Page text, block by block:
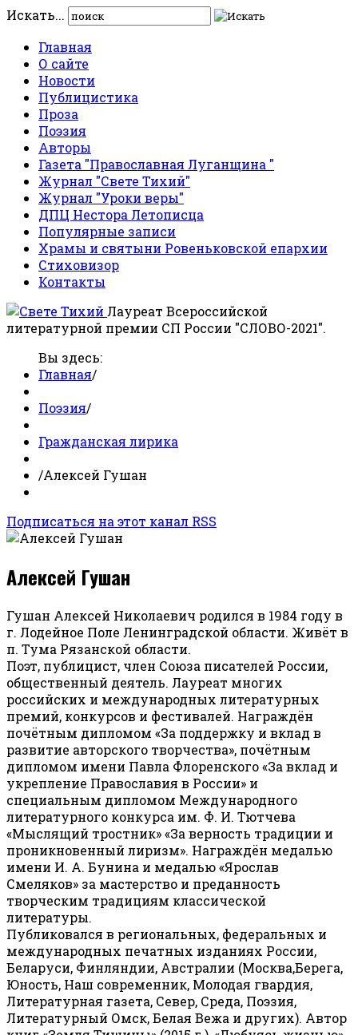
Искать...
Главная
О сайте
Новости
Публицистика
Проза
Поэзия
Авторы
Газета "Православная Луганщина "
Журнал "Свете Тихий"
Журнал "Уроки веры"
ДПЦ Нестора Летописца
Популярные записи
Храмы и святыни Ровеньковской епархии
Стиховизор
Контакты
Лауреат Всероссийской
литературной премии СП России "СЛОВО-2021".
Вы здесь:
Главная/
Поэзия/
Гражданская лирика
/Алексей Гушан
Подписаться на этот канал RSS
Алексей Гушан
Гушан Алексей Николаевич родился в 1984 году в
г. Лодейное Поле Ленинградской области. Живёт в
п. Тума Рязанской области.
Поэт, публицист, член Союза писателей России,
общественный деятель. Лауреат многих
российских и международных литературных
премий, конкурсов и фестивалей. Награждён
почётным дипломом «За поддержку и вклад в
развитие авторского творчества», почётным
дипломом имени Павла Флоренского «За вклад и
укрепление Православия в России» и
специальным дипломом Международного
литературного конкурса им. Ф. И. Тютчева
«Мыслящий тростник» «За верность традиции и
проникновенный лиризм». Награждён медалью
имени И. А. Бунина и медалью «Ярослав
Смеляков» за мастерство и преданность
творческим традициям классической
литературы.
Публиковался в региональных, федеральных и
международных печатных изданиях России,
Беларуси, Финляндии, Австралии (Москва,Берега,
Юность, Наш современник, Молодая гвардия,
Литературная газета, Север, Среда, Поэзия,
Литературный Омск, Белая Вежа и других). Автор